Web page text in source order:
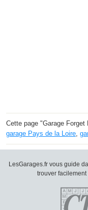
Cette page "Garage
garage Pays de la Loire,
LesGarages.fr vous guide
trouver